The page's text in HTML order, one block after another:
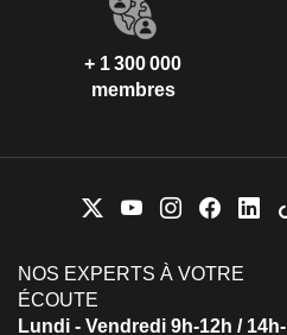
+ 1 300 000
membres
NOS EXPERTS À VOTRE
ÉCOUTE
Lundi - Vendredi 9h-12h / 14h-